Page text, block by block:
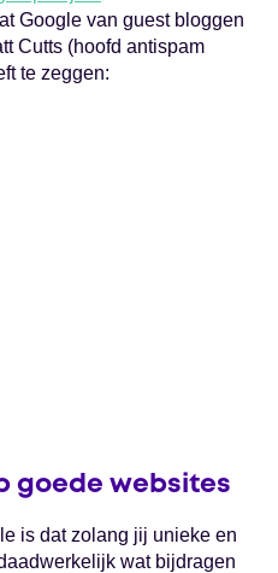
Google van guest bloggen
Cutts (hoofd antispam
te zeggen:
goede websites
is dat zolang jij unieke en
wat bijdragen